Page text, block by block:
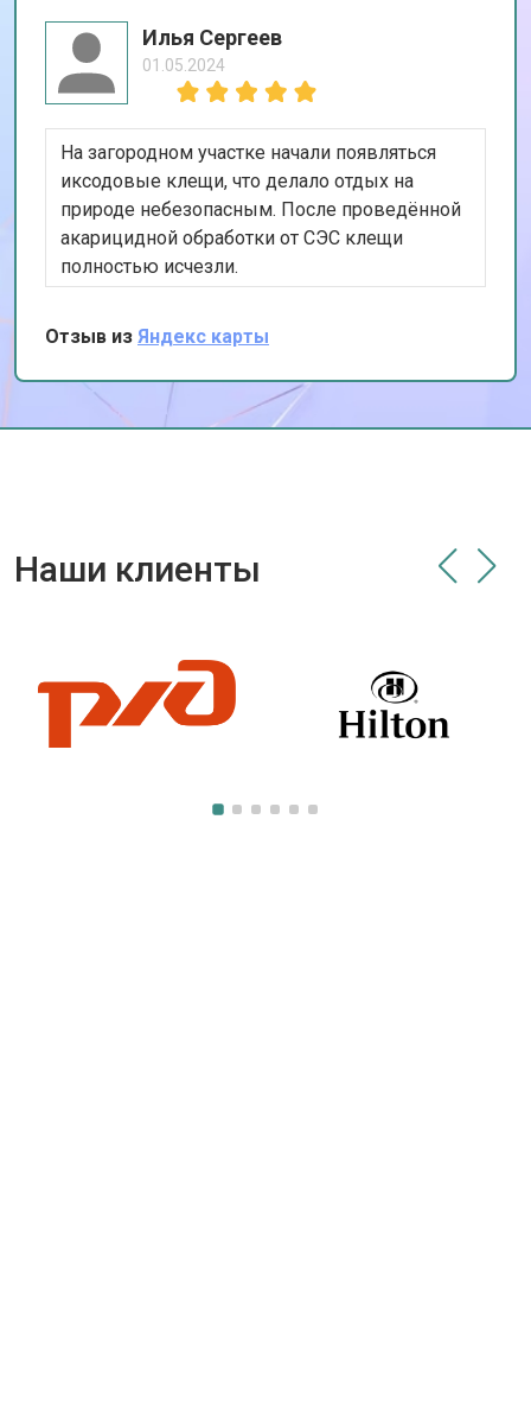
Илья Сергеев
01.05.2024
На загородном участке начали появляться
иксодовые клещи, что делало отдых на
природе небезопасным. После проведённой
акарицидной обработки от СЭС клещи
полностью исчезли.
Отзыв из Яндекс карты
Наши клиенты